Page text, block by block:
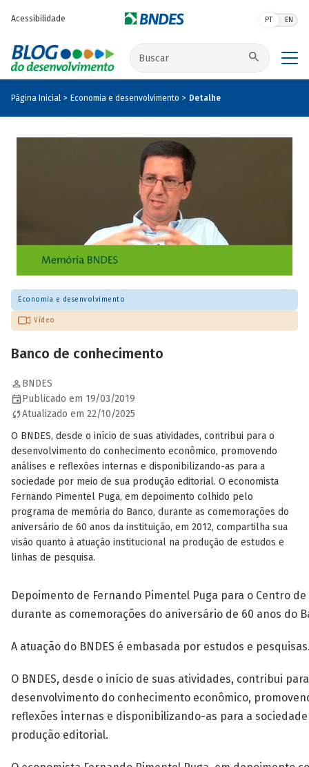
Acessibilidade PT EN
Buscar no site
Página Inicial Economia e desenvolvimento Detalhe
Economia e desenvolvimento
Vídeo
Banco de conhecimento
BNDES
Publicado em 19/03/2019
Atualizado em 22/10/2025
O BNDES, desde o início de suas atividades, contribui para o
desenvolvimento do conhecimento econômico, promovendo
análises e reflexões internas e disponibilizando-as para a
sociedade por meio de sua produção editorial. O economista
Fernando Pimentel Puga, em depoimento colhido pelo
programa de memória do Banco, durante as comemorações do
aniversário de 60 anos da instituição, em 2012, compartilha sua
visão quanto à atuação institucional na produção de estudos e
linhas de pesquisa.
Depoimento de Fernando Pimentel Puga para o Centro de
durante as comemorações do aniversário de 60 anos do
A atuação do BNDES é embasada por estudos e
O BNDES, desde o início de suas atividades, contribui
desenvolvimento do conhecimento econômico,
reflexões internas e disponibilizando-as para a
produção editorial.